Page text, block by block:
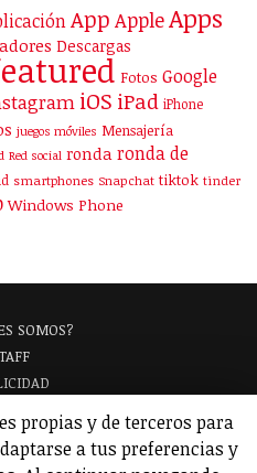
App AppleApps
Descargas
Fotos Google
iOS iPad iPhone
juegos móviles Mensajería
Red social ronda ronda de
smartphones Snapchat tiktok tinder
Windows Phone
SOMOS?
GLOSARIO
AVISO LEGAL
propias y de terceros para
a tus preferencias y